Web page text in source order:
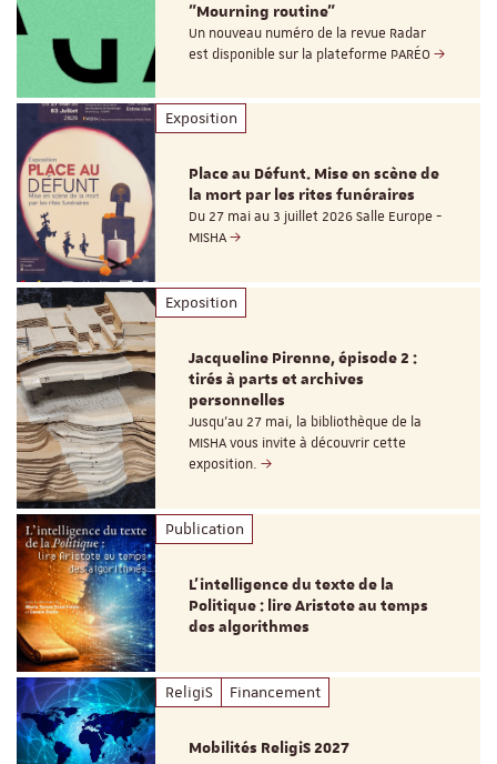
"Mourning routine"
Un nouveau numéro de la revue Radar
est disponible sur la plateforme PARÉO
Exposition
Place au Défunt. Mise en scène de
la mort par les rites funéraires
Du 27 mai au 3 juillet 2026 Salle Europe -
MISHA
Exposition
Jacqueline Pirenne, épisode 2 :
tirés à parts et archives
personnelles
Jusqu’au 27 mai, la bibliothèque de la
MISHA vous invite à découvrir cette
exposition.
Publication
L’intelligence du texte de la
Politique : lire Aristote au temps
des algorithmes
ReligiS Financement
Mobilités ReligiS 2027